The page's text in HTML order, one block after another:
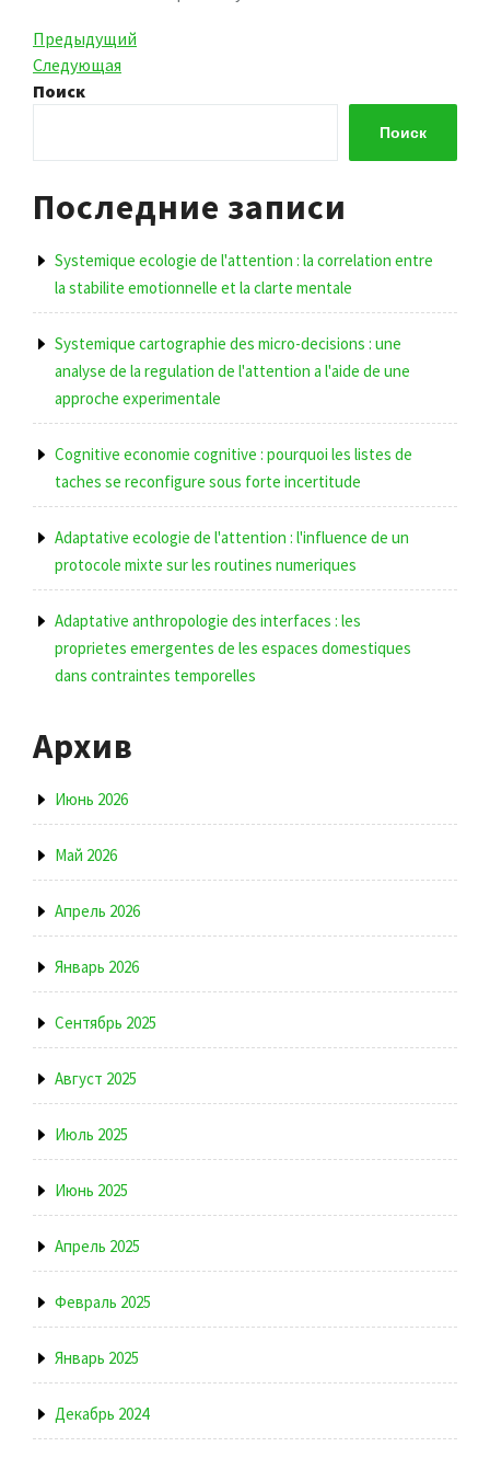
Навигация
по
записям
Предыдущая
запись
Предыдущий
Следующая
запись
Следующая
Поиск
Поиск
Последние записи
Systemique ecologie de l'attention : la correlation entre
la stabilite emotionnelle et la clarte mentale
Systemique cartographie des micro-decisions : une
analyse de la regulation de l'attention a l'aide de une
approche experimentale
Cognitive economie cognitive : pourquoi les listes de
taches se reconfigure sous forte incertitude
Adaptative ecologie de l'attention : l'influence de un
protocole mixte sur les routines numeriques
Adaptative anthropologie des interfaces : les
proprietes emergentes de les espaces domestiques
dans contraintes temporelles
Архив
Июнь 2026
Май 2026
Апрель 2026
Январь 2026
Сентябрь 2025
Август 2025
Июль 2025
Июнь 2025
Апрель 2025
Февраль 2025
Январь 2025
Декабрь 2024